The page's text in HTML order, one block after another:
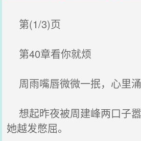
第(1/3)页
第40章看你就烦
周雨嘴唇微微一抿，心里涌
想起昨夜被周建峰两口子嚣
她越发憋屈。